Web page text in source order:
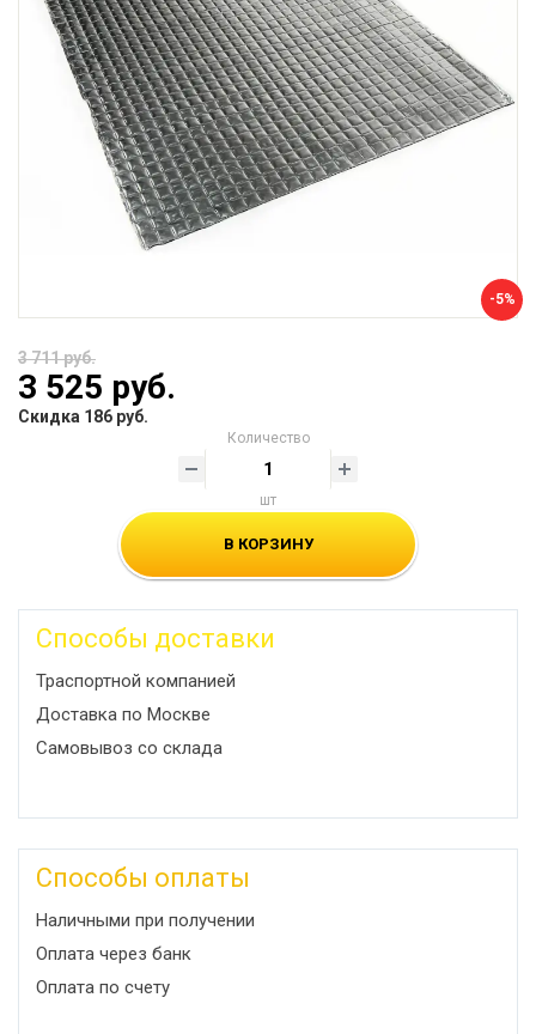
-5%
3 711 руб.
3 525 руб.
Скидка 186 руб.
Количество
шт
В КОРЗИНУ
Способы доставки
Траспортной компанией
Доставка по Москве
Самовывоз со склада
Способы оплаты
Наличными при получении
Оплата через банк
Оплата по счету